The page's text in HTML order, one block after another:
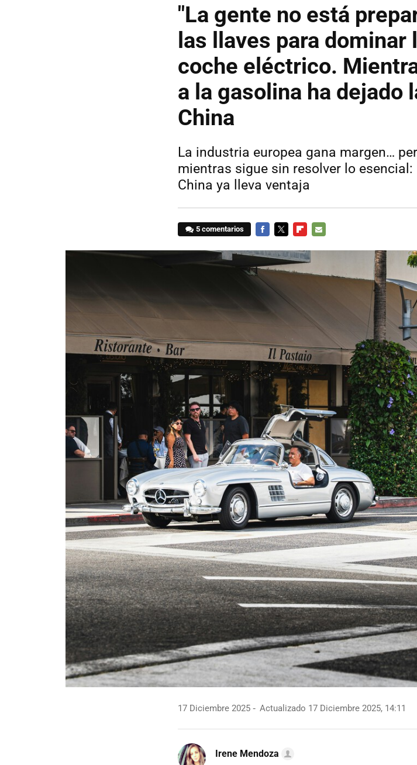
"La gente no está
las llaves para dominar
coche eléctrico.
a la gasolina ha dejado
China
La industria europea gana margen…
mientras sigue sin resolver lo
China ya lleva ventaja
5 comentarios
17 Diciembre 2025 Actualizado 17 Diciembre 2025, 14:11
Irene Mendoza